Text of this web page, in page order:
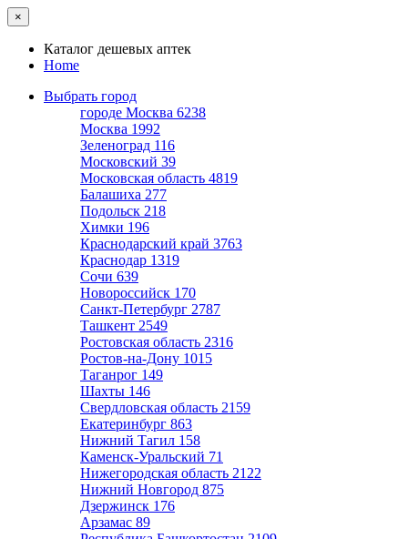
×
Каталог дешевых аптек
Home
Выбрать город
городе Москва 6238
Москва 1992
Зеленоград 116
Московский 39
Московская область 4819
Балашиха 277
Подольск 218
Химки 196
Краснодарский край 3763
Краснодар 1319
Сочи 639
Новороссийск 170
Санкт-Петербург 2787
Ташкент 2549
Ростовская область 2316
Ростов-на-Дону 1015
Таганрог 149
Шахты 146
Свердловская область 2159
Екатеринбург 863
Нижний Тагил 158
Каменск-Уральский 71
Нижегородская область 2122
Нижний Новгород 875
Дзержинск 176
Арзамас 89